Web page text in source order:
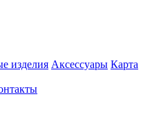
изделия Аксессуары Карта